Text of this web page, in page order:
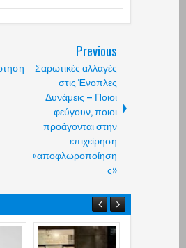
Previous
Σαρωτικές αλλαγές
στις Ένοπλες
Δυνάμεις – Ποιοι
φεύγουν, ποιοι
προάγονται στην
επιχείρηση
«αποφλωροποίηση
ς»